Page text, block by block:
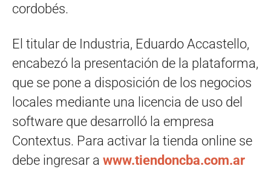
cordobés.
El titular de Industria, Eduardo Accastello,
encabezó la presentación de la plataforma,
que se pone a disposición de los negocios
locales mediante una licencia de uso del
software que desarrolló la empresa
Contextus. Para activar la tienda online se
debe ingresar a www.tiendoncba.com.ar